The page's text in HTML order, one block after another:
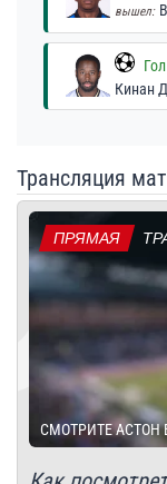
вышел:
Гол
Кинан
Трансляция
ПРЯМАЯ
СМОТРИТЕ АСТОН